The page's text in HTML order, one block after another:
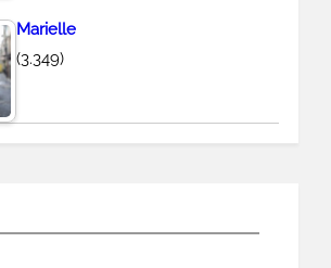
Marielle
(3.349)